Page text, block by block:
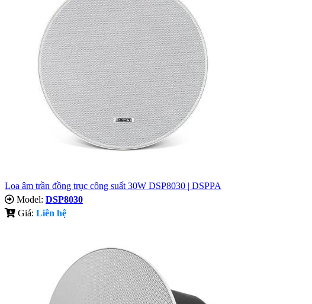
Loa âm trần đồng trục công suất 30W DSP8030 | DSPPA
Model: DSP8030
Giá: Liên hệ